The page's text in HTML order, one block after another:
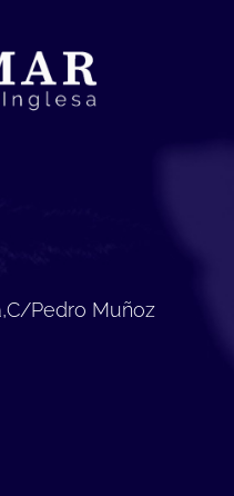
Pedro Muñoz